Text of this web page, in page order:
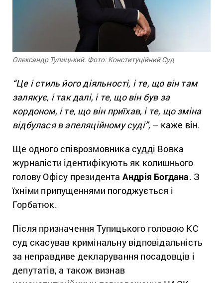
Олександр Тупицький. Фото: Конституційний Суд
“Це і стиль його діяльності, і те, що він там
залякує, і так далі, і те, що він був за
кордоном, і те, що він приїхав, і те, що зміна
відбулася в апеляційному суді”, – каже він.
Ще одного співрозмовника судді Вовка
журналісти ідентифікують як колишнього
голову Офісу президента Андрія Богдана. З
їхніми припущеннями погоджується і
Горбатюк.
Після призначення Тупицького головою КС
суд скасував кримінальну відповідальність
за неправдиве декларування посадовців і
депутатів, а також визнав